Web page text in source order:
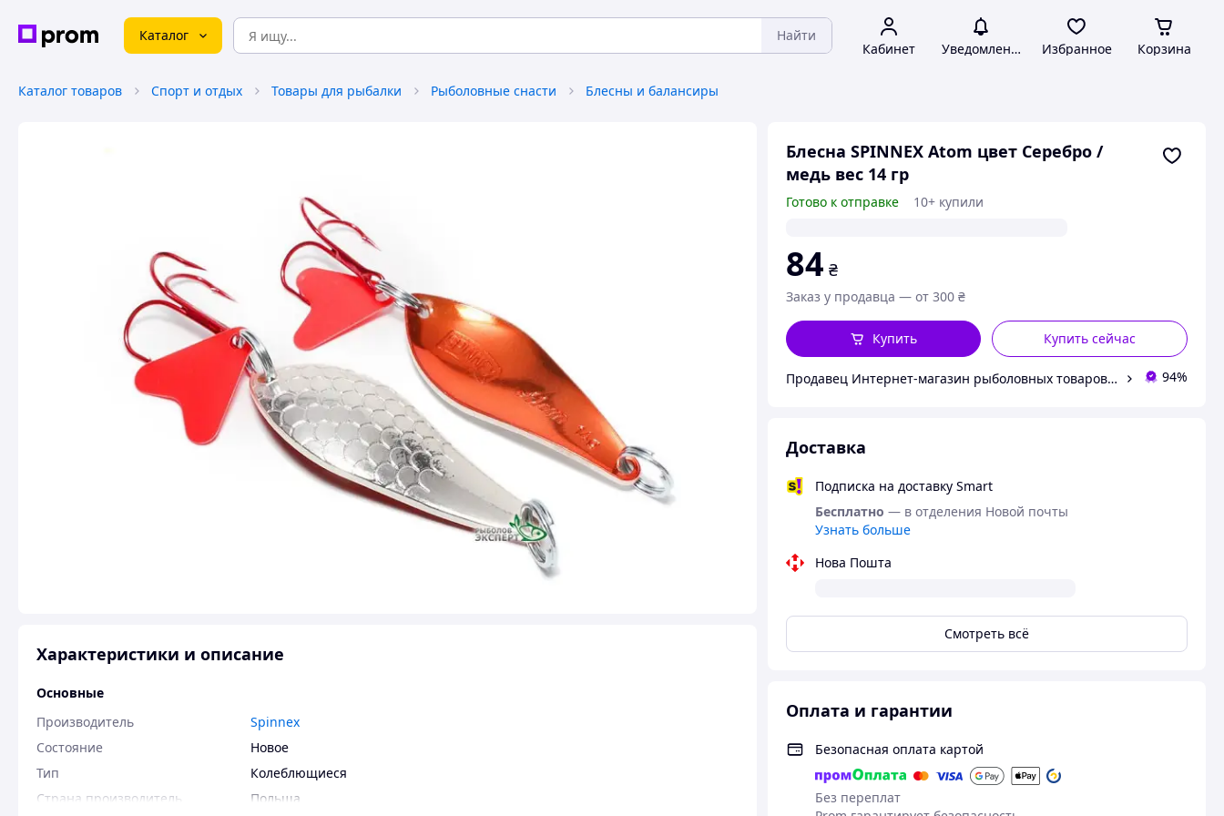
Каталог Найти
Кабинет Уведомления Избранное Корзина
Каталог товаров Спорт и отдых Товары для рыбалки Рыболовные снасти Блесны и балансиры
Блесна SPINNEX Atom цвет Серебро /
медь вес 14 гр
Готово к отправке 10+ купили
84 ₴
Заказ у продавца — от 300 ₴
Купить сейчас
Купить
Продавец Интернет-магазин рыболовных товаров "Планета рыбака" 94%
Доставка
Подписка на доставку Smart
Бесплатно — в отделения Новой почты
Узнать больше
Нова Пошта
Смотреть всё
Оплата и гарантии
Безопасная оплата картой
Без переплат
Характеристики и описание
Основные
Производитель
Spinnex
Состояние
Новое
Тип
Колеблющиеся
Страна производитель
Польша